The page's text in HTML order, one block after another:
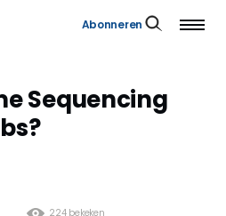
Abonneren
Sequencing
224 bekeken